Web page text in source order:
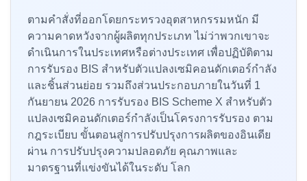
ตามคำสั่งที่ออกโดยกระทรวงอุตสาหกรรมหนัก มี
ความคาดหวังจากผู้ผลิตทุกประเภท ไม่ว่าพวกเขาจะ
ดำเนินการในประเทศหรือต่างประเทศ เพื่อปฏิบัติตาม
การรับรอง BIS สำหรับตัวแปลงเซมิคอนดักเตอร์กำลัง
และชิ้นส่วนย่อย รวมถึงส่วนประกอบภายในวันที่ 1
กันยายน 2026 การรับรอง BIS Scheme X สำหรับตัว
แปลงเซมิคอนดักเตอร์กำลังเป็นโครงการรับรอง ตาม
กฎระเบียบ ขั้นตอนสู่การปรับปรุงการผลิตของอินเดีย
ผ่าน การปรับปรุงความปลอดภัย คุณภาพและ
มาตรฐานที่แข่งขันได้ในระดับ โลก